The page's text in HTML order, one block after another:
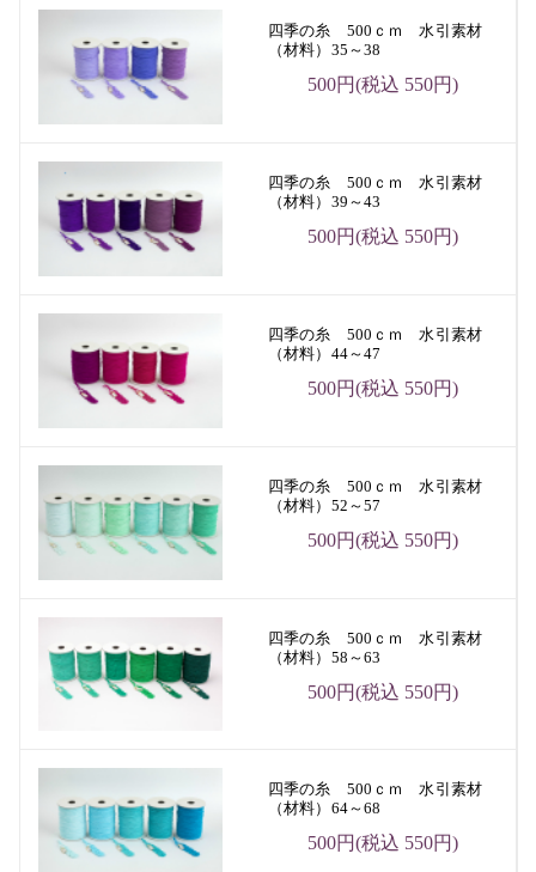
四季の糸 500ｃｍ 水引素材
（材料）35～38
500円(税込 550円)
四季の糸 500ｃｍ 水引素材
（材料）39～43
500円(税込 550円)
四季の糸 500ｃｍ 水引素材
（材料）44～47
500円(税込 550円)
四季の糸 500ｃｍ 水引素材
（材料）52～57
500円(税込 550円)
四季の糸 500ｃｍ 水引素材
（材料）58～63
500円(税込 550円)
四季の糸 500ｃｍ 水引素材
（材料）64～68
500円(税込 550円)